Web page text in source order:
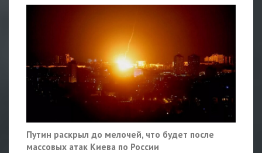
Путин раскрыл до мелочей, что будет после
массовых атак Киева по России